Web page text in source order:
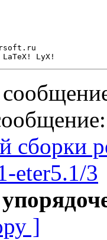
сборки
eter5.1/3
]